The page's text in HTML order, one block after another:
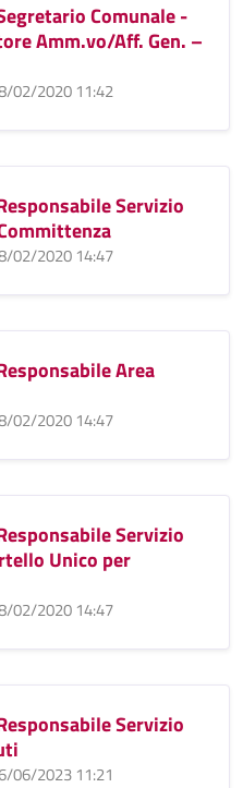
Comunale -
Amm.vo/Aff. Gen. –
02/2020 11:42
Servizio
02/2020 14:47
Area
02/2020 14:47
Servizio
Unico per
02/2020 14:47
Servizio
06/2023 11:21